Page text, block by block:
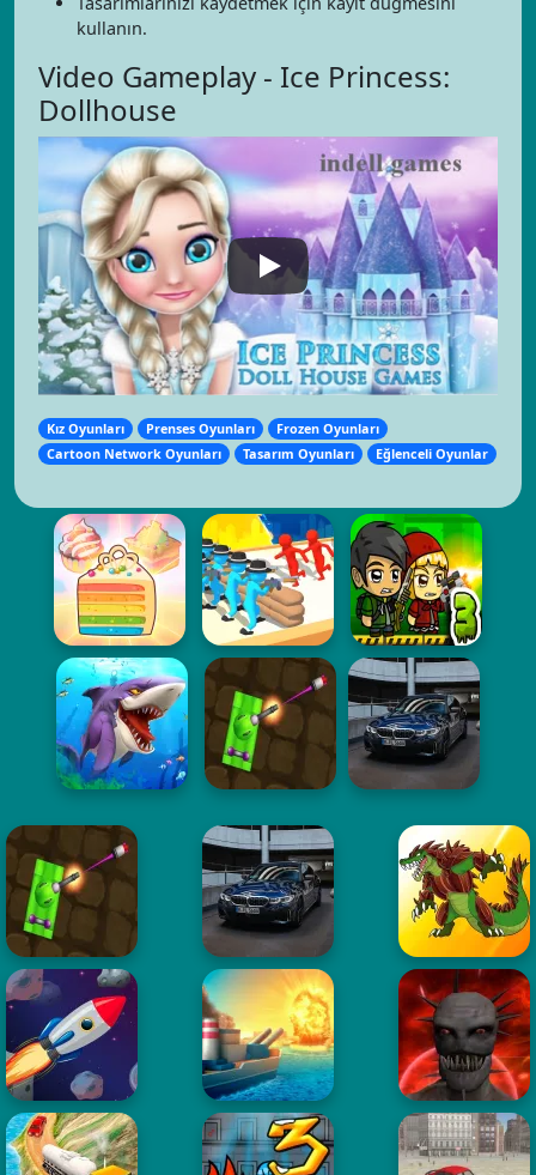
kullanın.
Video Gameplay - Ice Princess:
Dollhouse
Kız Oyunları Prenses Oyunları
Frozen Oyunları
Cartoon Network Oyunları
Tasarım Oyunları Eğlenceli Oyunlar